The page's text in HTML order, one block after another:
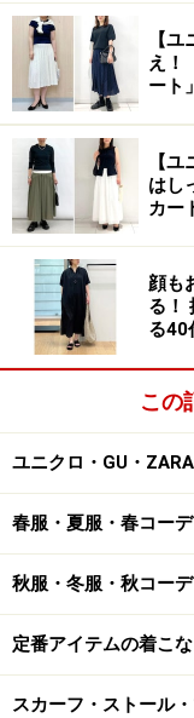
「レザータッチワ
ニマルなシルエッ
見えますが、
って使いやすく、
ベルトの長さは調
も対応可能。コー
てもアクセント
す。
カラバリは写真の
と落ち着いた色
感があり、大人コ
チ素材は汚れにく
リットですよね。
3. グリーン
鮮度アップ
【
え！
ート
【
はし
カー
顔も
る！
る40
この
ユニクロ・GU・
春服・夏服・春コー
秋服・冬服・秋コー
定番アイテムの着こ
スカーフ・ストール